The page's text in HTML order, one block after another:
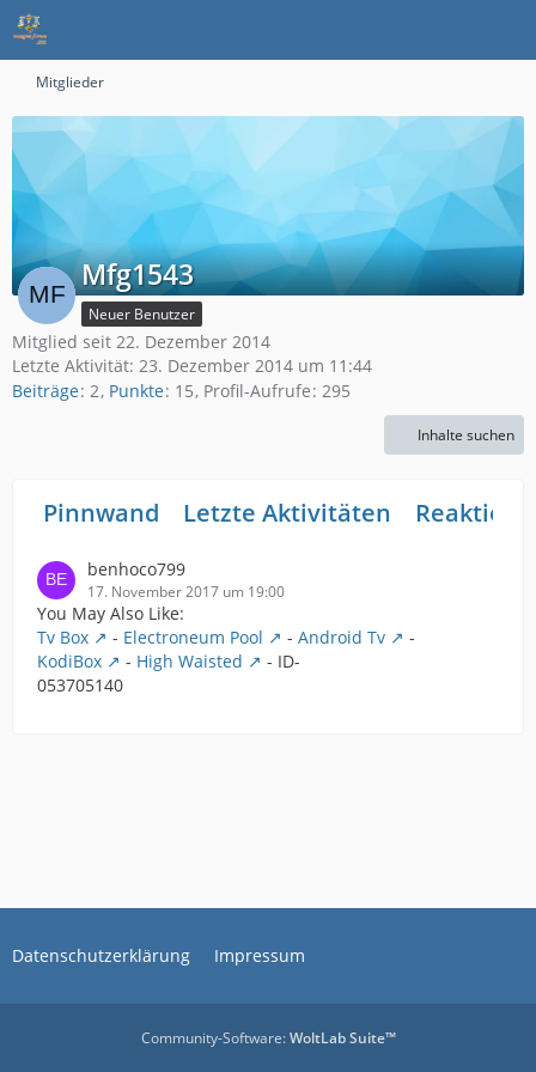
Mitglieder
Mfg1543
Neuer Benutzer
Mitglied seit 22. Dezember 2014
Letzte Aktivität: 23. Dezember 2014 um 11:44
Beiträge 2 Punkte 15 Profil-Aufrufe 295
Inhalte suchen
Pinnwand Letzte Aktivitäten
benhoco799
17. November 2017 um 19:00
You May Also Like:
Tv Box
- Electroneum Pool - Android Tv
-
KodiBox
- High Waisted
- ID-
053705140
Datenschutzerklärung Impressum
Community-Software:WoltLab Suite™